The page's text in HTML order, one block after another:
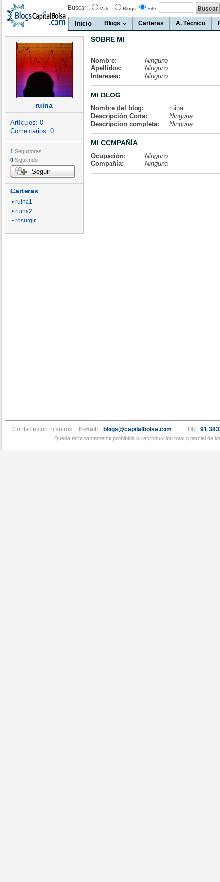
Buscar: Valor Blogs Site
Inicio Blogs Carteras A. Técnico
ruina
Artículos: 0
Comentarios: 0
1 Seguidores
0 Siguiendo
Seguir
Carteras
• ruina1
• ruina2
• resurgir
SOBRE MI
Nombre:
Ninguno
Apellidos:
Ninguno
Intereses:
Ninguno
MI BLOG
Nombre del blog:
ruina
Descripción Corta:
Ninguna
Descripcion completa:
Ninguna
MI COMPAÑÍA
Ocupación:
Ninguno
Compañía:
Ninguna
Contacte con nosotros: E-mail: blogs@capitalbolsa.com Tlf: 91
Queda terminantemente prohibida la reproducción total o parcial de